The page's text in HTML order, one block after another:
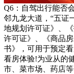
Q6：自驾出行能否
邻九龙大道，“五证
地规划许可证》、
许可证》、《商品
书》，可用于预定
看房体验!为业从的
市、菜市场、药店